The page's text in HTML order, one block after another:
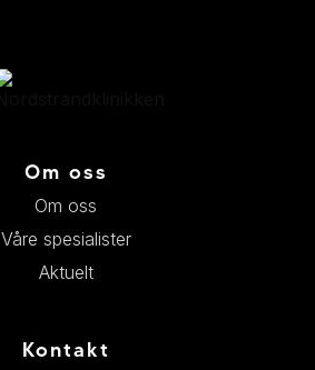
Om oss
Om oss
Våre spesialister
Aktuelt
Kontakt